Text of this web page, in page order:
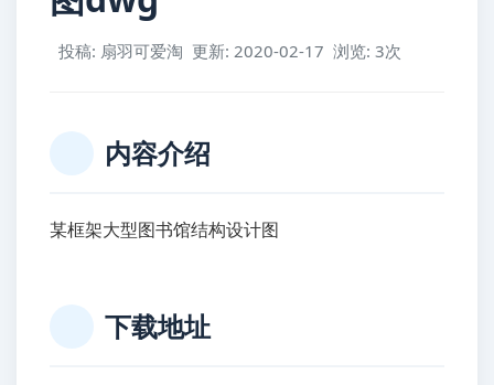
投稿: 扇羽可爱淘 更新: 2020-02-17 浏览: 3次
内容介绍
某框架大型图书馆结构设计图
下载地址